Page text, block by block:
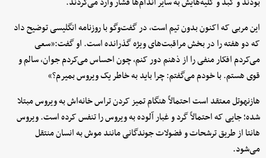
این مربی که اکنون بدون تیم است، در گفت‌وگو با روزنامه انگلیسی توضیح داد
که دو هفته را در بخش مراقبت‌های ویژه گذرانده است. او گفت:«سعی
می‌کردم افکار منفی را از ذهنم دور کنم، چون احساس می‌کردم جوان، سالم و
قوی هستم. با خودم می‌گفتم: چرا باید به خاطر یک ویروس بمیرم؟»
هازنهوتل معتقد است احتمالاً هنگام تمیز کردن تراس خانه‌اش به ویروس مبتلا
شده؛ جایی که احتمالاً گرد و غبار آلوده به ویروس را تنفس کرده است. ویروس
هانتا از طریق ترشحات و فضولات جوندگانی مانند موش به انسان منتقل
می‌شود.